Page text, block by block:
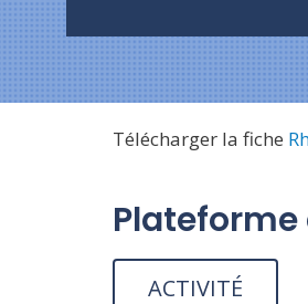
Télécharger la fiche
ACTIVITÉ